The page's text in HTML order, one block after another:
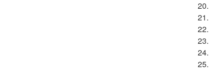
20.
21.
22.
23.
24.
25.